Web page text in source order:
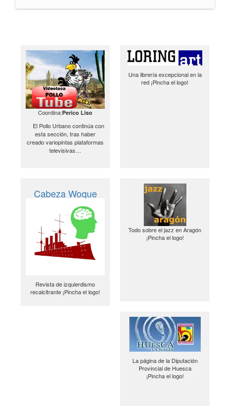
Coordina:Perico Liso
El Pollo Urbano continúa con
esta sección, tras haber
creado variopintas plataformas
televisivas…
Una librería excepcional en la
red ¡Pincha el logo!
Cabeza Woque
Revista de izquierdismo
recalcitrante ¡Pincha el logo!
Todo sobre el jazz en Aragón
¡Pincha el logo!
La página de la Diputación
Provincial de Huesca
¡Pincha el logo!